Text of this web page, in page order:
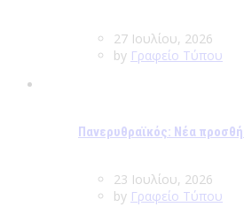
27 Ιουλίου, 2026
by Γραφείο Τύπου
Πανερυθραϊκός: Νέα
23 Ιουλίου, 2026
by Γραφείο Τύπου